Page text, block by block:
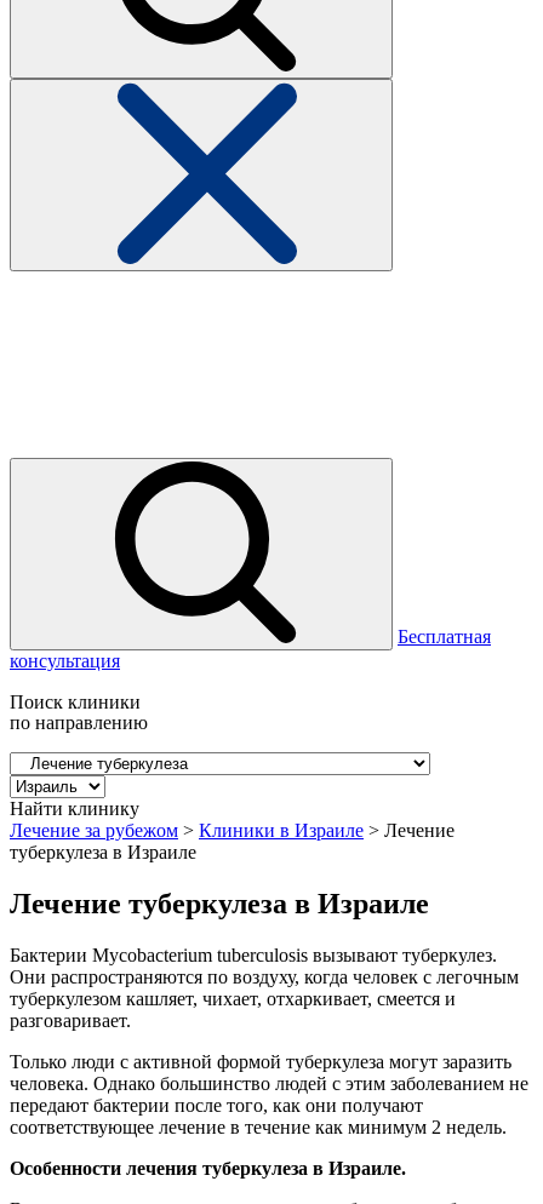
Бесплатная
консультация
Поиск клиники
по направлению
Найти клинику
Лечение за рубежом > Клиники в Израиле > Лечение
туберкулеза в Израиле
Лечение туберкулеза в Израиле
Бактерии Mycobacterium tuberculosis вызывают туберкулез.
Они распространяются по воздуху, когда человек с легочным
туберкулезом кашляет, чихает, отхаркивает, смеется и
разговаривает.
Только люди с активной формой туберкулеза могут заразить
человека. Однако большинство людей с этим заболеванием не
передают бактерии после того, как они получают
соответствующее лечение в течение как минимум 2 недель.
Особенности лечения туберкулеза в Израиле.